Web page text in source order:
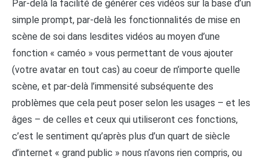
Par-delà la facilité de générer ces vidéos sur la base d’un
simple prompt, par-delà les fonctionnalités de mise en
scène de soi dans lesdites vidéos au moyen d’une
fonction « caméo » vous permettant de vous ajouter
(votre avatar en tout cas) au coeur de n’importe quelle
scène, et par-delà l’immensité subséquente des
problèmes que cela peut poser selon les usages – et les
âges – de celles et ceux qui utiliseront ces fonctions,
c’est le sentiment qu’après plus d’un quart de siècle
d’internet « grand public » nous n’avons rien compris, ou